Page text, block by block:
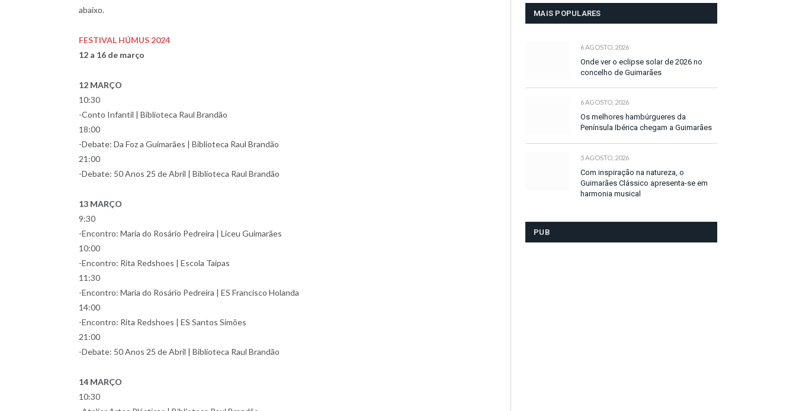
abaixo.
FESTIVAL HÚMUS 2024
12 a 16 de março
12 MARÇO
10:30
-Conto Infantil | Biblioteca Raul Brandão
18:00
-Debate: Da Foz a Guimarães | Biblioteca Raul Brandão
21:00
-Debate: 50 Anos 25 de Abril | Biblioteca Raul Brandão
13 MARÇO
9:30
-Encontro: Maria do Rosário Pedreira | Liceu Guimarães
10:00
-Encontro: Rita Redshoes | Escola Taipas
11:30
-Encontro: Maria do Rosário Pedreira | ES Francisco Holanda
14:00
-Encontro: Rita Redshoes | ES Santos Simões
21:00
-Debate: 50 Anos 25 de Abril | Biblioteca Raul Brandão
14 MARÇO
10:30
MAIS POPULARES
6 AGOSTO, 2026
Onde ver o eclipse solar de 2026 no
concelho de Guimarães
6 AGOSTO, 2026
Os melhores hambúrgueres da
Península Ibérica chegam a Guimarães
5 AGOSTO, 2026
Com inspiração na natureza, o
Guimarães Clássico apresenta-se em
harmonia musical
PUB